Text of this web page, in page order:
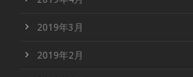
2019年3月
2019年2月